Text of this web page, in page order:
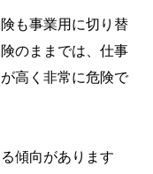
も事業用に切り替
のままでは、仕事
高く非常に危険で
傾向があります